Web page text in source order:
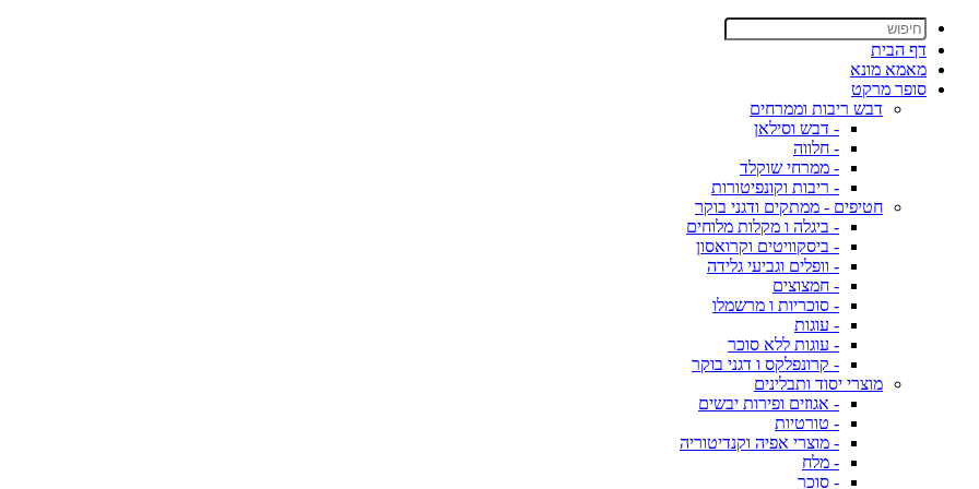
דף הבית
מאמא מונא
סופר מרקט
דבש ריבות וממרחים
- דבש וסילאן
- חלווה
- ממרחי שוקלד
- ריבות וקונפיטורות
חטיפים - ממתקים ודגני בוקר
- ביגלה ו מקלות מלוחים
- ביסקוויטים וקרואסון
- וופלים וגביעי גלידה
- חמצוצים
- סוכריות ו מרשמלו
- עוגות
- עוגות ללא סוכר
- קרונפלקס ו דגני בוקר
מוצרי יסוד ותבלינים
- אגוזים ופירות יבשים
- טורטיות
- מוצרי אפיה וקנדיטוריה
- מלח
- סוכר